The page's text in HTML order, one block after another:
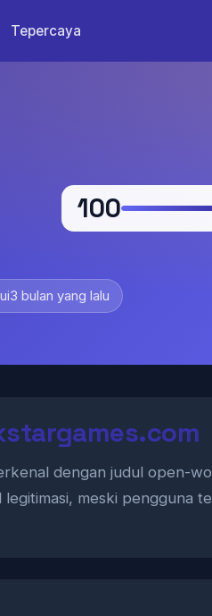
Tepercaya
100
3 bulan yang lalu
dengan judul open-
meski pengguna